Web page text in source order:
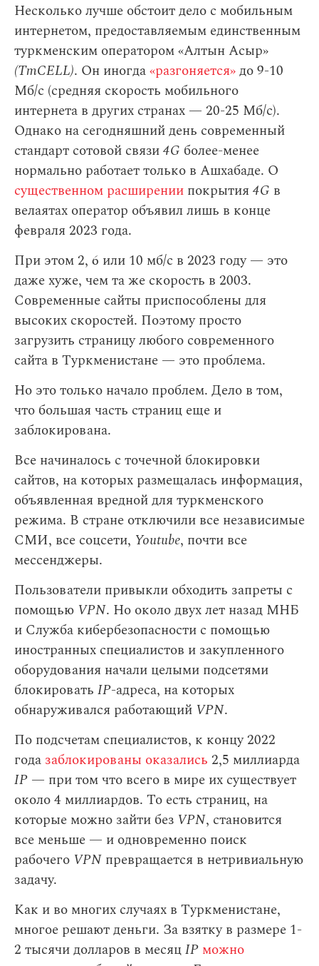
Несколько лучше обстоит дело с мобильным
интернетом, предоставляемым единственным
туркменским оператором «Алтын Асыр»
(TmCELL). Он иногда«разгоняется»до 9-10
Мб/с (средняя скорость мобильного
интернета в других странах — 20-25 Мб/с).
Однако на сегодняшний день современный
стандарт сотовой связи4G более-менее
нормально работает только в Ашхабаде. О
существенном расширении покрытия 4G в
велаятах оператор объявил лишь в конце
февраля 2023 года.
При этом 2, 6 или 10 мб/с в 2023 году — это
даже хуже, чем та же скорость в 2003.
Современные сайты приспособлены для
высоких скоростей. Поэтому просто
загрузить страницу любого современного
сайта в Туркменистане — это проблема.
Но это только начало проблем. Дело в том,
что большая часть страниц еще и
заблокирована.
Все начиналось с точечной блокировки
сайтов, на которых размещалась информация,
объявленная вредной для туркменского
режима. В стране отключили все независимые
СМИ, все соцсети, Youtube, почти все
мессенджеры.
Пользователи привыкли обходить запреты с
помощью VPN. Но около двух лет назад МНБ
и Служба кибербезопасности с помощью
иностранных специалистов и закупленного
оборудования начали целыми подсетями
блокировать IP-адреса, на которых
обнаруживался работающий VPN.
По подсчетам специалистов, к концу 2022
года заблокированы оказались 2,5 миллиарда
IP — при том что всего в мире их существует
около 4 миллиардов. То есть страниц, на
которые можно зайти без VPN, становится
все меньше — и одновременно поиск
рабочего VPN превращается в нетривиальную
задачу.
Как и во многих случаях в Туркменистане,
многое решают деньги. За взятку в размере 1-
2 тысячи долларов в месяцIP можно